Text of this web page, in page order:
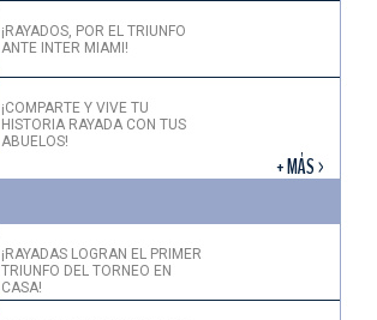
¡RAYADOS, POR EL TRIUNFO
ANTE INTER MIAMI!
¡COMPARTE Y VIVE TU
HISTORIA RAYADA CON TUS
ABUELOS!
+ MÁS >
¡RAYADAS LOGRAN EL PRIMER
TRIUNFO DEL TORNEO EN
CASA!